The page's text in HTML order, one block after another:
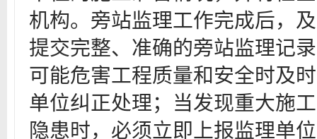
机构。旁站监理工作完成后，
提交完整、准确的旁站监理记
可能危害工程质量和安全时及
单位纠正处理；当发现重大施
隐患时，必须立即上报监理单